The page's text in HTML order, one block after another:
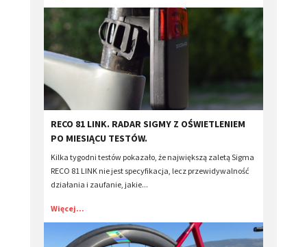
RECO 81 LINK. RADAR SIGMY Z OŚWIETLENIEM
PO MIESIĄCU TESTÓW.
Kilka tygodni testów pokazało, że największą zaletą Sigma
RECO 81 LINK nie jest specyfikacja, lecz przewidywalność
działania i zaufanie, jakie...
Więcej...